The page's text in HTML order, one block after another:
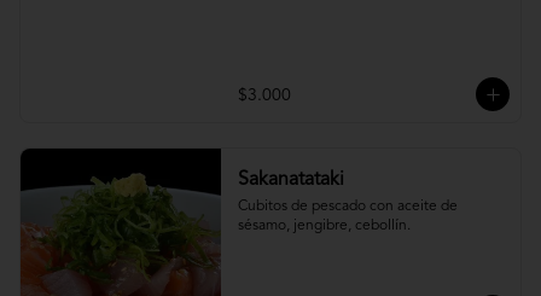
$3.000
Sakanatataki
Cubitos de pescado con aceite de
sésamo, jengibre, cebollín.